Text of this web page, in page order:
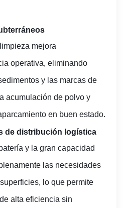
mejora
operativa, eliminando
y las marcas de
acumulación de polvo y
en buen estado.
de distribución logística
y la gran capacidad
las necesidades
lo que permite
alta eficiencia sin